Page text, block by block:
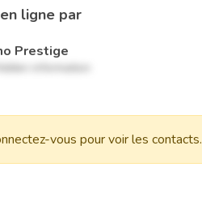
ligne par
Prestige
Hidden information
vous pour voir les contacts.